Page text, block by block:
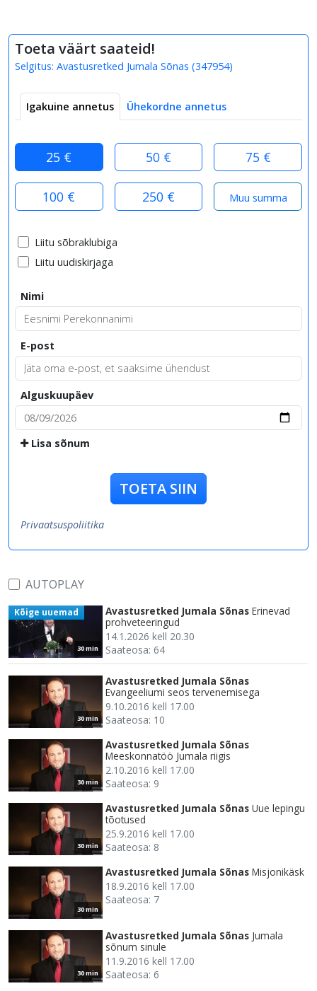
Toeta väärt saateid!
Selgitus: Avastusretked Jumala Sõnas (347954)
Igakuine annetus Ühekordne annetus
25 € 50 € 75 €
100 € 250 €
Liitu sõbraklubiga
Liitu uudiskirjaga
Nimi
E-post
Alguskuupäev
Lisa sõnum
TOETA SIIN
Privaatsuspoliitika
AUTOPLAY
30 min
Kõige uuemad Avastusretked Jumala Sõnas Erinevad
prohveteeringud
14.1.2026 kell 20.30
Saateosa: 64
30 min
Avastusretked Jumala Sõnas
Evangeeliumi seos tervenemisega
9.10.2016 kell 17.00
Saateosa: 10
30 min
Avastusretked Jumala Sõnas
Meeskonnatöö Jumala riigis
2.10.2016 kell 17.00
Saateosa: 9
30 min
Avastusretked Jumala Sõnas Uue lepingu
tõotused
25.9.2016 kell 17.00
Saateosa: 8
30 min
Avastusretked Jumala Sõnas Misjonikäsk
18.9.2016 kell 17.00
Saateosa: 7
30 min
Avastusretked Jumala Sõnas Jumala
sõnum sinule
11.9.2016 kell 17.00
Saateosa: 6